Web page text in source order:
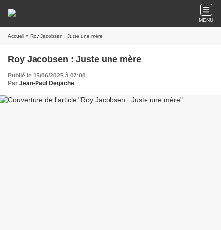
MENU
Accueil » Roy Jacobsen : Juste une mère
Roy Jacobsen : Juste une mère
Publié le 15/06/2025 à 07:00
Par Jean-Paul Degache